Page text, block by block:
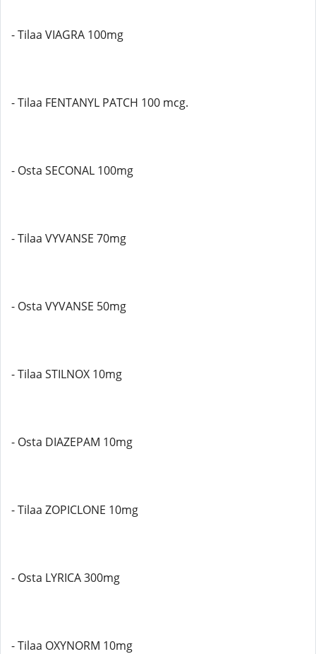
- Tilaa VIAGRA 100mg
- Tilaa FENTANYL PATCH 100 mcg.
- Osta SECONAL 100mg
- Tilaa VYVANSE 70mg
- Osta VYVANSE 50mg
- Tilaa STILNOX 10mg
- Osta DIAZEPAM 10mg
- Tilaa ZOPICLONE 10mg
- Osta LYRICA 300mg
- Tilaa OXYNORM 10mg